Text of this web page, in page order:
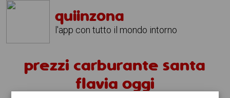
quiinzona
l'app con tutto il mondo intorno
prezzi carburante santa
flavia oggi